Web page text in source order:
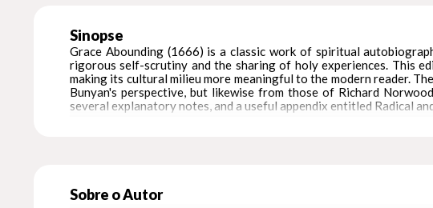
Sinopse
Grace Abounding (1666) is a classic work of spiritual
rigorous self-scrutiny and the sharing of holy experiences. This
making its cultural milieu more meaningful to the modern reader.
Bunyan's perspective, but likewise from those of Richard
several explanatory notes, and a useful appendix entitled Radical
Sobre o Autor